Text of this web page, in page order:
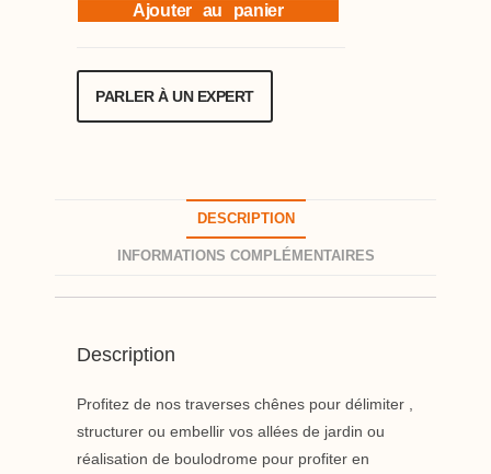
Ajouter au panier
PARLER À UN EXPERT
DESCRIPTION
INFORMATIONS COMPLÉMENTAIRES
Description
Profitez de nos traverses chênes pour délimiter ,
structurer ou embellir vos allées de jardin ou
réalisation de boulodrome pour profiter en